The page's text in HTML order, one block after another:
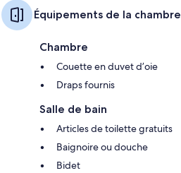
Équipements de la chambre
Chambre
Couette en duvet d’oie
Draps fournis
Salle de bain
Articles de toilette gratuits
Baignoire ou douche
Bidet